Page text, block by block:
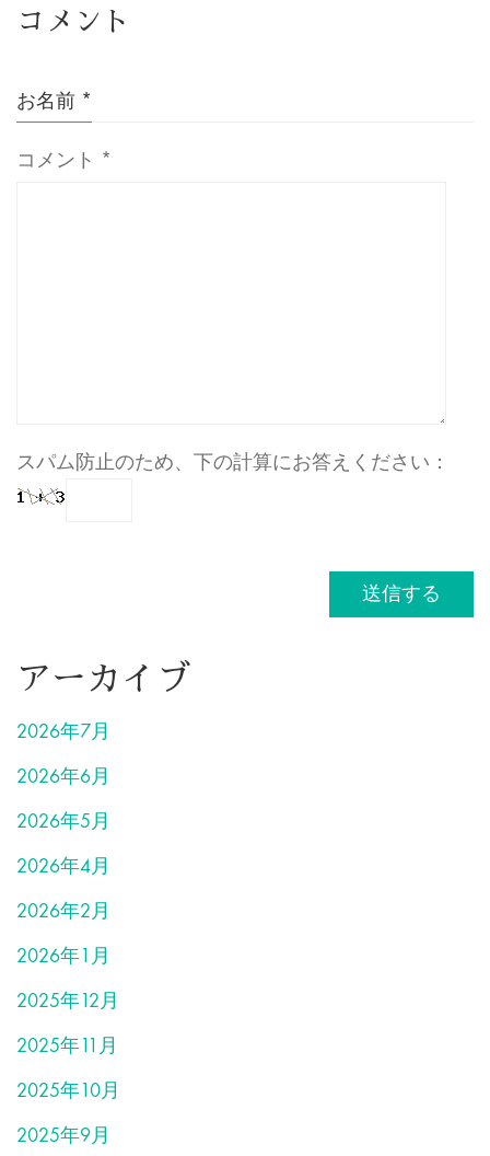
コメント
お名前 *
コメント *
スパム防止のため、下の計算にお答えください：
アーカイブ
2026年7月
2026年6月
2026年5月
2026年4月
2026年2月
2026年1月
2025年12月
2025年11月
2025年10月
2025年9月